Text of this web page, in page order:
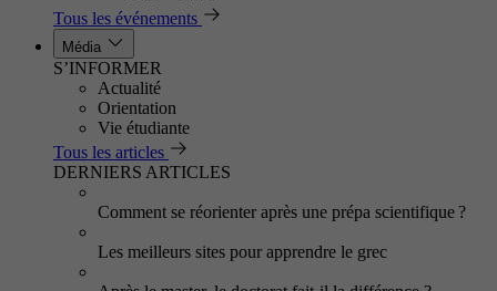
Tous les événements
Média
S’INFORMER
Actualité
Orientation
Vie étudiante
Tous les articles
DERNIERS ARTICLES
Comment se réorienter après une prépa scientifique ?
Les meilleurs sites pour apprendre le grec